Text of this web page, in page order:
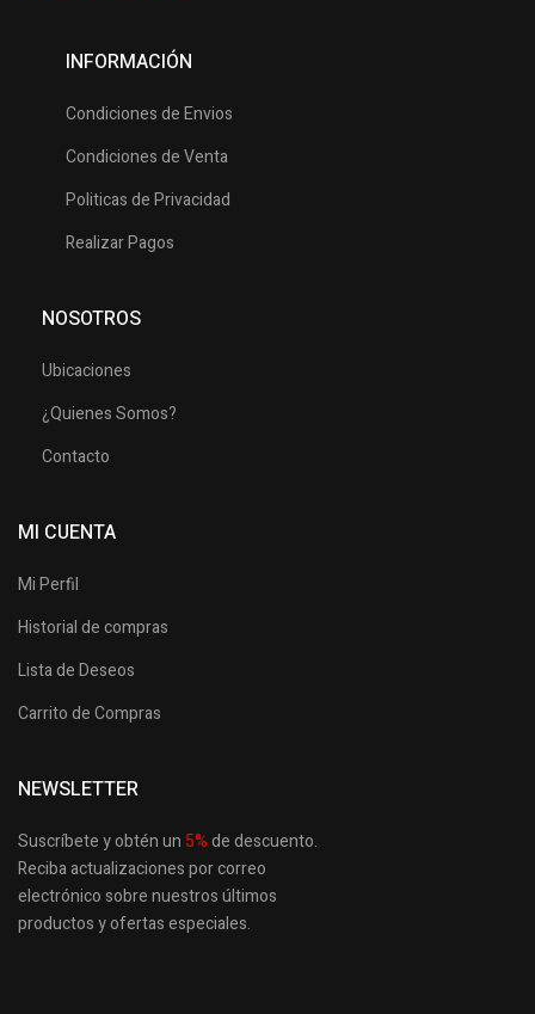
INFORMACIÓN
Condiciones de Envios
Condiciones de Venta
Politicas de Privacidad
Realizar Pagos
NOSOTROS
Ubicaciones
¿Quienes Somos?
Contacto
MI CUENTA
Mi Perfil
Historial de compras
Lista de Deseos
Carrito de Compras
NEWSLETTER
Suscríbete y obtén un 5%de descuento.
Reciba actualizaciones por correo
electrónico sobre nuestros últimos
productosy ofertas especiales.